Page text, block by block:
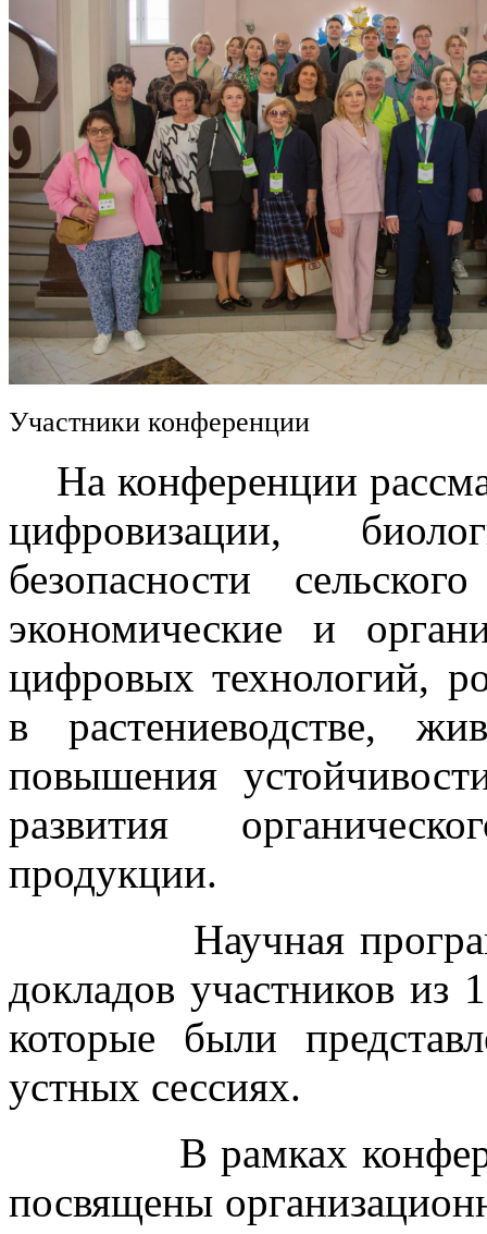
Участники конференции
На конференции
цифровизации,
безопасности
экономические и
цифровых технологий,
в растениеводстве,
повышения
развития
продукции.
Научная программа
докладов участников из
которые были
устных сессиях.
В рамках
посвящены